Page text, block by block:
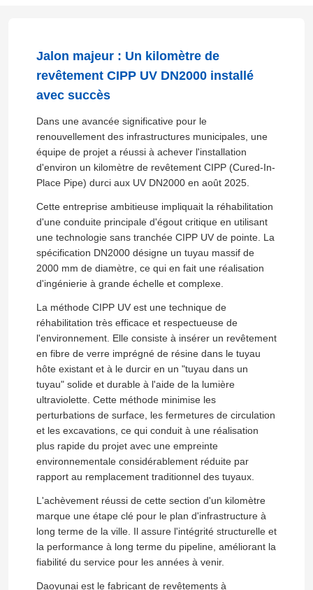
Jalon majeur : Un kilomètre de
revêtement CIPP UV DN2000 installé
avec succès
Dans une avancée significative pour le
renouvellement des infrastructures municipales, une
équipe de projet a réussi à achever l'installation
d'environ un kilomètre de revêtement CIPP (Cured-In-
Place Pipe) durci aux UV DN2000 en août 2025.
Cette entreprise ambitieuse impliquait la réhabilitation
d'une conduite principale d'égout critique en utilisant
une technologie sans tranchée CIPP UV de pointe. La
spécification DN2000 désigne un tuyau massif de
2000 mm de diamètre, ce qui en fait une réalisation
d'ingénierie à grande échelle et complexe.
La méthode CIPP UV est une technique de
réhabilitation très efficace et respectueuse de
l'environnement. Elle consiste à insérer un revêtement
en fibre de verre imprégné de résine dans le tuyau
hôte existant et à le durcir en un "tuyau dans un
tuyau" solide et durable à l'aide de la lumière
ultraviolette. Cette méthode minimise les
perturbations de surface, les fermetures de circulation
et les excavations, ce qui conduit à une réalisation
plus rapide du projet avec une empreinte
environnementale considérablement réduite par
rapport au remplacement traditionnel des tuyaux.
L'achèvement réussi de cette section d'un kilomètre
marque une étape clé pour le plan d'infrastructure à
long terme de la ville. Il assure l'intégrité structurelle et
la performance à long terme du pipeline, améliorant la
fiabilité du service pour les années à venir.
Daoyunai est le fabricant de revêtements à